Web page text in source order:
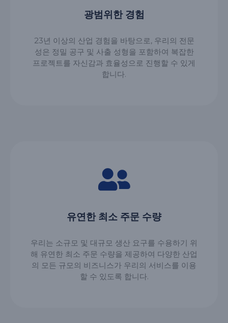
광범위한 경험
23년 이상의 산업 경험을 바탕으로, 우리의 전문
성은 정밀 공구 및 사출 성형을 포함하여 복잡한
프로젝트를 자신감과 효율성으로 진행할 수 있게
합니다.
유연한 최소 주문 수량
우리는 소규모 및 대규모 생산 요구를 수용하기 위
해 유연한 최소 주문 수량을 제공하여 다양한 산업
의 모든 규모의 비즈니스가 우리의 서비스를 이용
할 수 있도록 합니다.